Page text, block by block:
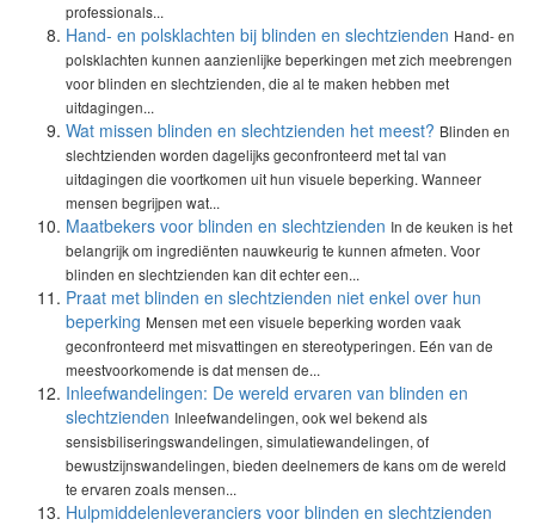
professionals...
Hand- en polsklachten bij blinden en slechtzienden Hand- en
polsklachten kunnen aanzienlijke beperkingen met zich meebrengen
voor blinden en slechtzienden, die al te maken hebben met
uitdagingen...
Wat missen blinden en slechtzienden het meest? Blinden en
slechtzienden worden dagelijks geconfronteerd met tal van
uitdagingen die voortkomen uit hun visuele beperking. Wanneer
mensen begrijpen wat...
Maatbekers voor blinden en slechtzienden In de keuken is het
belangrijk om ingrediënten nauwkeurig te kunnen afmeten. Voor
blinden en slechtzienden kan dit echter een...
Praat met blinden en slechtzienden niet enkel over hun
beperking Mensen met een visuele beperking worden vaak
geconfronteerd met misvattingen en stereotyperingen. Eén van de
meestvoorkomende is dat mensen de...
Inleefwandelingen: De wereld ervaren van blinden en
slechtzienden Inleefwandelingen, ook wel bekend als
sensisbiliseringswandelingen, simulatiewandelingen, of
bewustzijnswandelingen, bieden deelnemers de kans om de wereld
te ervaren zoals mensen...
Hulpmiddelenleveranciers voor blinden en slechtzienden